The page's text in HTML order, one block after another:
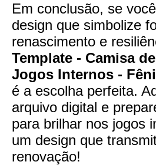
Em conclusão, se
design que simbolize
renascimento e
Template - Camisa
Jogos Internos -
é a escolha perfeita.
arquivo digital e
para brilhar nos jogos
um design que
renovação!